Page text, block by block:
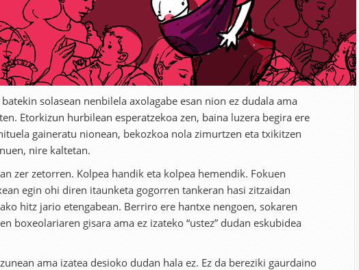
solasean nenbilela axolagabe esan nion ez dudala ama
Etorkizun hurbilean esperatzekoa zen, baina luzera begira ere
gaineratu nionean, bekozkoa nola zimurtzen eta txikitzen
nire kaltetan.
zer zetorren. Kolpea handik eta kolpea hemendik. Fokuen
egin ohi diren itaunketa gogorren tankeran hasi zitzaidan
hitz jario etengabean. Berriro ere hantxe nengoen, sokaren
boxeolariaren gisara ama ez izateko “ustez” dudan eskubidea
ama izatea desioko dudan hala ez. Ez da bereziki gaurdaino